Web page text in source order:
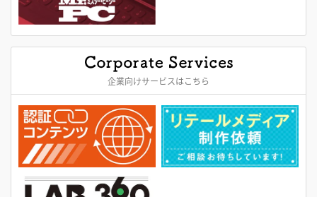
企業向けサービスはこちら